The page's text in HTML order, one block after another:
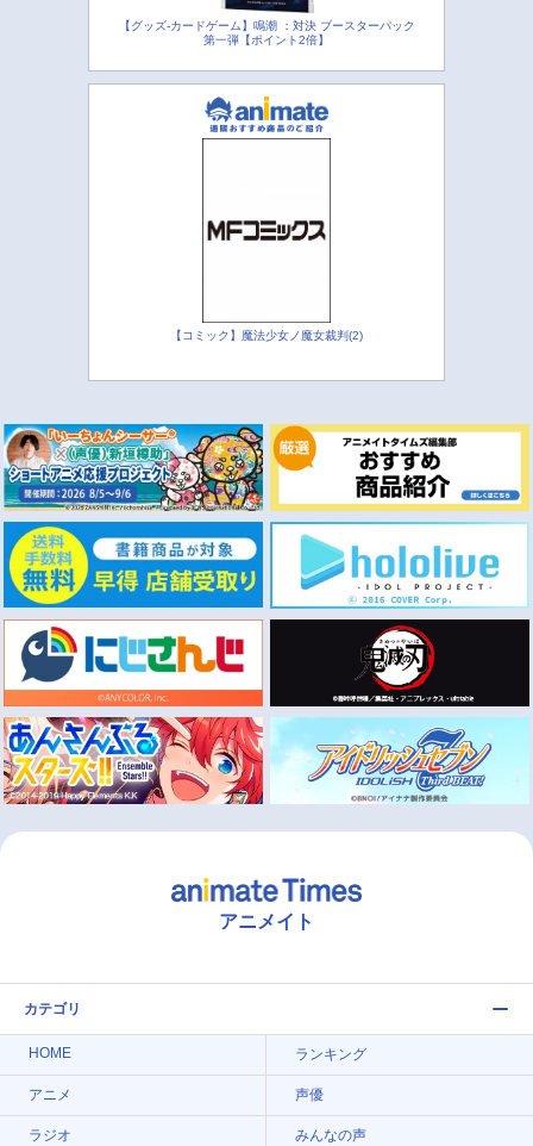
【グッズ-カードゲーム】鳴潮 ：対決 ブースターパック
第一弾【ポイント2倍】
【コミック】魔法少女ノ魔女裁判(2)
アニメイト
カテゴリ
HOME ランキング
アニメ 声優
ラジオ みんなの声